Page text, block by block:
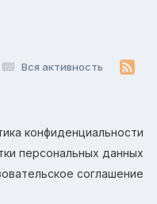
Вся активность
конфиденциальности
персональных данных
соглашение